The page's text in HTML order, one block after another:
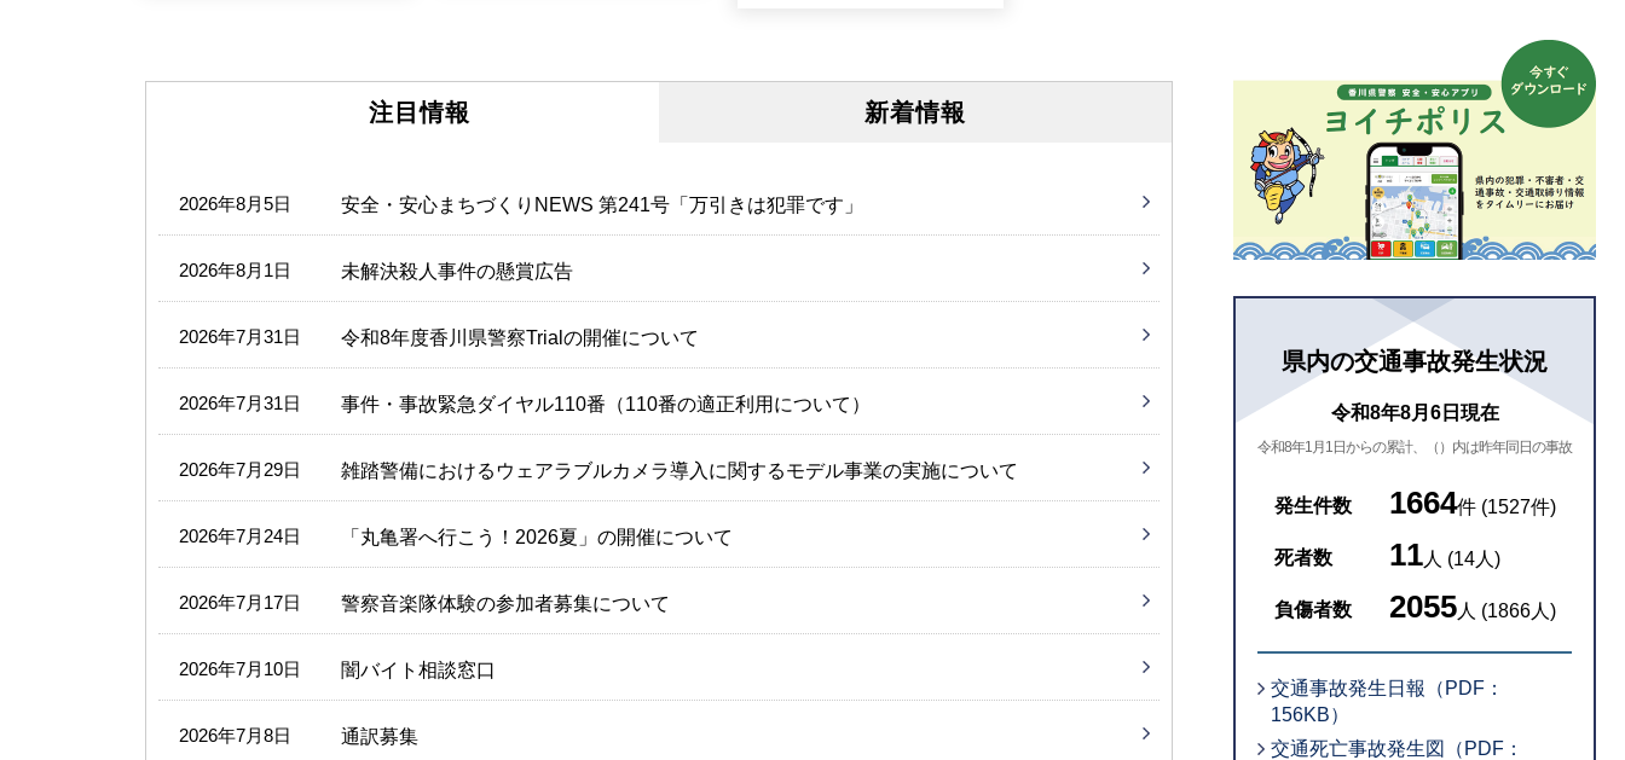
注目情報
2026年8月5日 安全・安心まちづくりNEWS 第241号「万引きは犯罪です」
2026年8月1日 未解決殺人事件の懸賞広告
2026年7月31日 令和8年度香川県警察Trialの開催について
2026年7月31日 事件・事故緊急ダイヤル110番（110番の適正利用について）
2026年7月29日 雑踏警備におけるウェアラブルカメラ導入に関するモデル事業の実施について
2026年7月24日 「丸亀署へ行こう！2026夏」の開催について
2026年7月17日 警察音楽隊体験の参加者募集について
2026年7月10日 闇バイト相談窓口
2026年7月8日 通訳募集
新着情報
県内の交通事故発生状況
令和8年8月6日現在
令和8年1月1日からの累計、（）内は昨年同日の事故
発生件数 1664件 (1527件)
死者数 11人 (14人)
負傷者数 2055人 (1866人)
交通事故発生日報（PDF：
156KB）
交通死亡事故発生図（PDF：